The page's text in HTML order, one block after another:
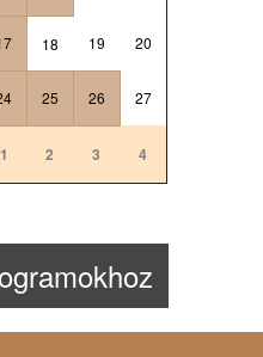
18 19 20
25 26 27
1 2 3 4